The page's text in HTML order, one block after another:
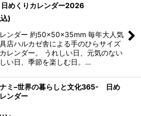
日めくりカレンダー2026
)
ンダー 約50×50×35mm 毎年大人気
店ハルカゼ舎による手のひらサイズ
レンダー。 うれしい日、元気のない
い日、季節を楽しむ日。…
ミ–世界の暮らしと⽂化365- 日め
ンダー